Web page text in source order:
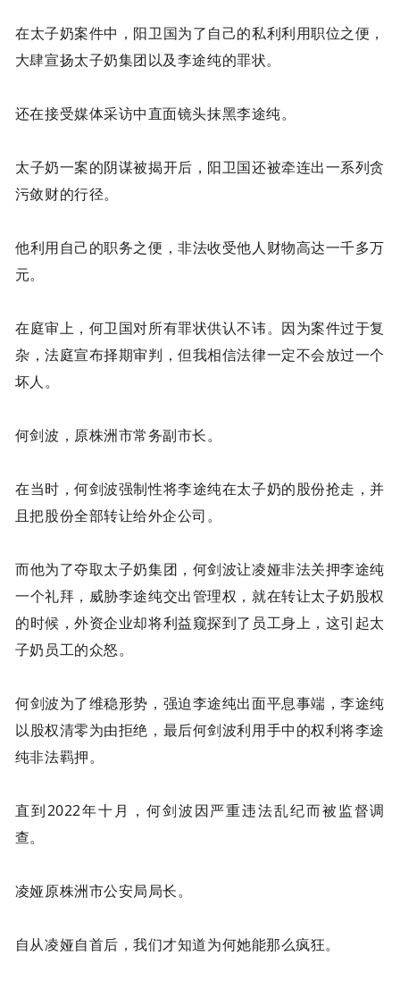
在太子奶案件中，阳卫国为了自己的私利利用职位之便，
大肆宣扬太子奶集团以及李途纯的罪状。
还在接受媒体采访中直面镜头抹黑李途纯。
太子奶一案的阴谋被揭开后，阳卫国还被牵连出一系列贪
污敛财的行径。
他利用自己的职务之便，非法收受他人财物高达一千多万
元。
在庭审上，何卫国对所有罪状供认不讳。因为案件过于复
杂，法庭宣布择期审判，但我相信法律一定不会放过一个
坏人。
何剑波，原株洲市常务副市长。
在当时，何剑波强制性将李途纯在太子奶的股份抢走，并
且把股份全部转让给外企公司。
而他为了夺取太子奶集团，何剑波让凌娅非法关押李途纯
一个礼拜，威胁李途纯交出管理权，就在转让太子奶股权
的时候，外资企业却将利益窥探到了员工身上，这引起太
子奶员工的众怒。
何剑波为了维稳形势，强迫李途纯出面平息事端，李途纯
以股权清零为由拒绝，最后何剑波利用手中的权利将李途
纯非法羁押。
直到2022年十月，何剑波因严重违法乱纪而被监督调
查。
凌娅原株洲市公安局局长。
自从凌娅自首后，我们才知道为何她能那么疯狂。